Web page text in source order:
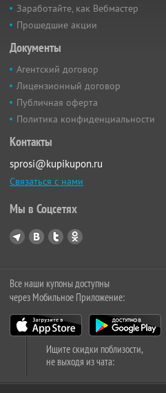
Заработайте, как Вебмастер
Прошедшие акции
Документы
Агентский договор
Лицензионный договор
Публичная оферта
Политика конфиденциальности
Контакты
sprosi@kupikupon.ru
Связаться с нами
Мы в Соцсетях
Все наши купоны доступны
через Мобильное Приложение:
Ищите скидки поблизости,
не выходя из чата: